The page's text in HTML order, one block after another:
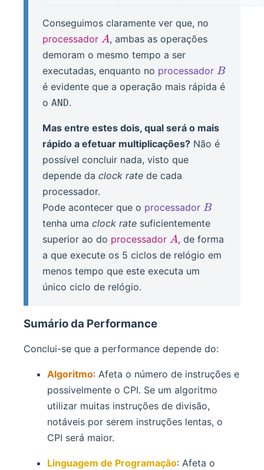
Conseguimos claramente ver que, no
processador A
A, ambas as operações
demoram o mesmo tempo a ser
executadas, enquanto no processador B
B
é evidente que a operação mais rápida é
o AND.
Mas entre estes dois, qual será o mais
rápido a efetuar multiplicações? Não é
possível concluir nada, visto que
depende da clock rate de cada
processador.
Pode acontecer que o processador B
B
tenha uma clock rate suficientemente
superior ao do processador A
A, de forma
a que execute os 5 ciclos de relógio em
menos tempo que este executa um
único ciclo de relógio.
Sumário da Performance
Conclui-se que a performance depende do:
Algoritmo: Afeta o número de instruções e
possivelmente o CPI. Se um algoritmo
utilizar muitas instruções de divisão,
notáveis por serem instruções lentas, o
CPI será maior.
Linguagem de Programação: Afeta o